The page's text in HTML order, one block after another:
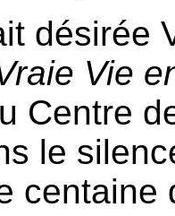
désirée
Vie
Centre
le
centaine